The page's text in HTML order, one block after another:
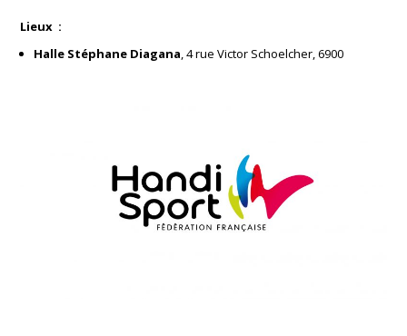
Lieux :
Halle Stéphane Diagana, 4 rue Victor Schoelcher, 6900